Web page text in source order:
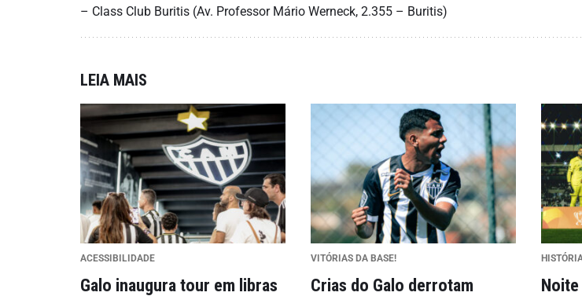
– Class Club Buritis (Av. Professor Mário Werneck, 2.355 – Buritis)
LEIA MAIS
ACESSIBILIDADE
Galo inaugura tour em libras
VITÓRIAS DA BASE!
Crias do Galo derrotam